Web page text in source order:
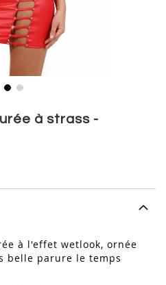
à strass -
à l'effet wetlook, ornée
belle parure le temps